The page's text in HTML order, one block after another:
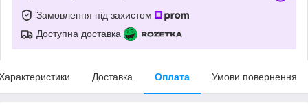
Замовлення під захистом
Доступна доставка
Доставка Оплата Умови повернення